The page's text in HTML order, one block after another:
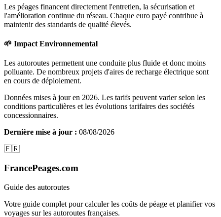
Les péages financent directement l'entretien, la sécurisation et
l'amélioration continue du réseau. Chaque euro payé contribue à
maintenir des standards de qualité élevés.
🌱 Impact Environnemental
Les autoroutes permettent une conduite plus fluide et donc moins
polluante. De nombreux projets d'aires de recharge électrique sont
en cours de déploiement.
Données mises à jour en 2026. Les tarifs peuvent varier selon les
conditions particulières et les évolutions tarifaires des sociétés
concessionnaires.
Dernière mise à jour : 08/08/2026
🇫🇷
FrancePeages.com
Guide des autoroutes
Votre guide complet pour calculer les coûts de péage et planifier vos
voyages sur les autoroutes françaises.